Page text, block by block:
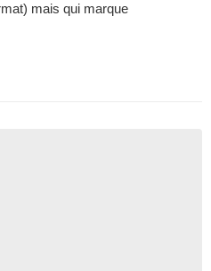
mais qui marque